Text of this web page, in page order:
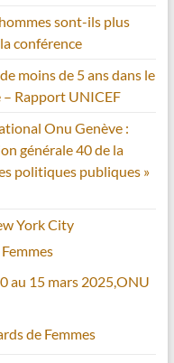
sont-ils plus
conférence
moins de 5 ans dans le
– Rapport UNICEF
Onu Genève :
générale 40 de la
politiques publiques »
York City
au 15 mars 2025,ONU
de Femmes